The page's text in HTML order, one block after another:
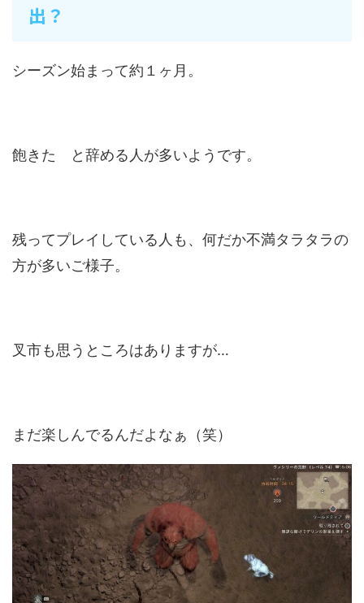
出？
シーズン始まって約１ヶ月。
飽きた と辞める人が多いようです。
残ってプレイしている人も、何だか不満タラタラの
方が多いご様子。
叉市も思うところはありますが…
まだ楽しんでるんだよなぁ（笑）